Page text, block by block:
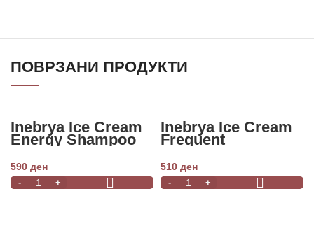
ПОВРЗАНИ ПРОДУКТИ
Inebrya Ice Cream
Energy Shampoo
300ml
590 ден
Inebrya Ice Cream
Frequent
Refreshing
Shampoo Menta
300ml
510 ден